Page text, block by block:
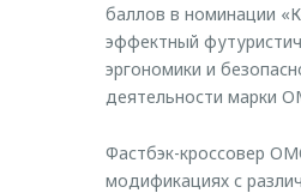
баллов в номинации
эффектный
эргономики и
деятельности марки
Фастбэк-кроссовер
модификациях с